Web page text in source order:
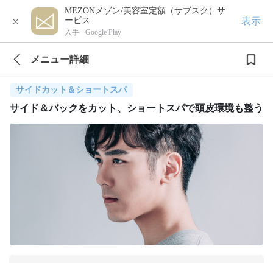
×
MEZONメゾン/美容室定額（サブスク）サ
ービス
入手 - Google Play
表示
メニュー詳細
サイドカット＆ショートスパ
サイド＆バックをカット、ショートスパで頭皮環境も整う